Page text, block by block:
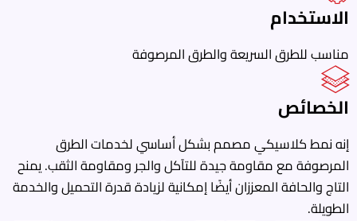
الاستخدام
مناسب للطرق السريعة والطرق المرصوفة
الخصائص
إنه نمط كلاسيكي مصمم بشكل أساسي لخدمات الطرق
المرصوفة مع مقاومة جيدة للتآكل والجر ومقاومة الثقب. يمنح
التاج والحافة المعززان أيضًا إمكانية لزيادة قدرة التحميل والخدمة
الطويلة.